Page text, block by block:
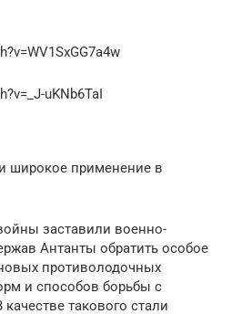
uKNb6TaI
широкое применение в
заставили военно-
Антанты обратить особое
противолодочных
и способов борьбы с
такового стали